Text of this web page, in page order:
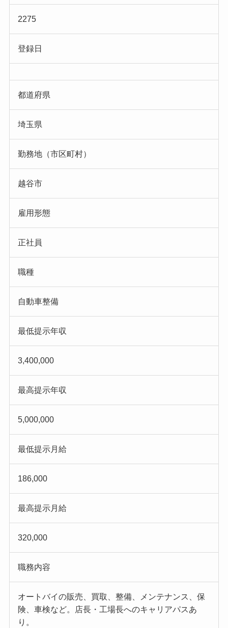
2275
登録日
都道府県
埼玉県
勤務地（市区町村）
越谷市
雇用形態
正社員
職種
自動車整備
最低提示年収
3,400,000
最高提示年収
5,000,000
最低提示月給
186,000
最高提示月給
320,000
職務内容
オートバイの販売、買取、整備、メンテナンス、保
険、車検など。店長・工場長へのキャリアパスあ
り。